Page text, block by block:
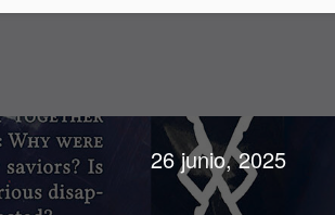
26 junio, 2025